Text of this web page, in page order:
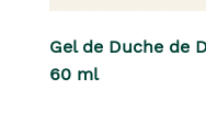
Gel de Duche de
60 ml